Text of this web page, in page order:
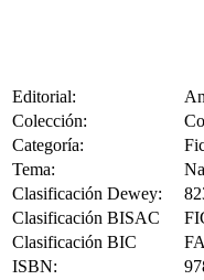
Editorial:
Colección:
Categoría:
Tema:
Clasificación Dewey:
Clasificación BISAC
Clasificación BIC
ISBN: